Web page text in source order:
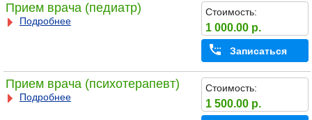
Прием врача (педиатр)
Подробнее
Стоимость:
1 000.00 р.
Записаться
Прием врача (психотерапевт)
Подробнее
Стоимость:
1 500.00 р.